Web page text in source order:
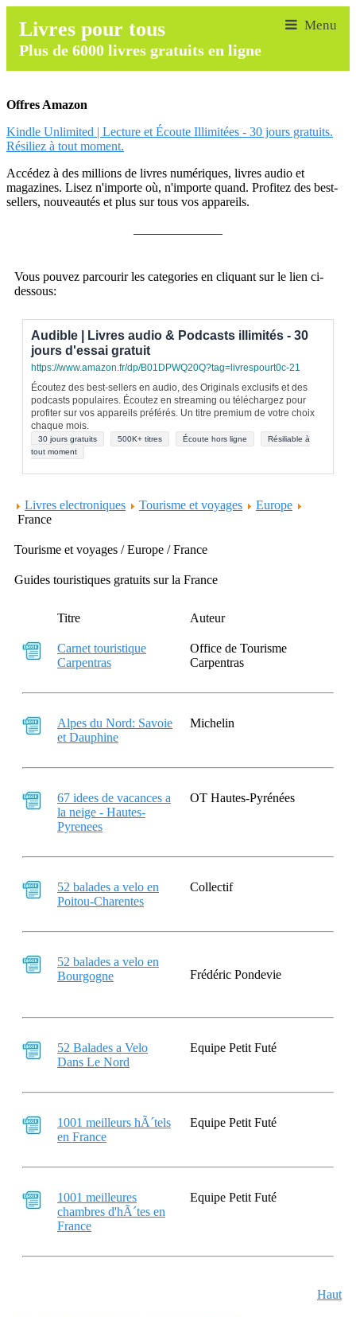
Livres pour tous
Plus de 6000 livres gratuits en ligne
Offres Amazon
Kindle Unlimited | Lecture et Écoute Illimitées - 30 jours gratuits.
Résiliez à tout moment.
Accédez à des millions de livres numériques, livres audio et
magazines. Lisez n'importe où, n'importe quand. Profitez des best-
sellers, nouveautés et plus sur tous vos appareils.
Vous pouvez parcourir les categories en cliquant sur le lien ci-
dessous:
Audible | Livres audio & Podcasts illimités - 30
jours d'essai gratuit
https://www.amazon.fr/dp/B01DPWQ20Q?tag=livrespourt0c-21
Écoutez des best-sellers en audio, des Originals exclusifs et des
podcasts populaires. Écoutez en streaming ou téléchargez pour
profiter sur vos appareils préférés. Un titre premium de votre choix
chaque mois.
30 jours gratuits 500K+ titres Écoute hors ligne
Résiliable à
tout moment
Livres electroniques Tourisme et voyages
Europe
France
Tourisme et voyages / Europe / France
Guides touristiques gratuits sur la France
Titre Auteur
Carnet touristique
Carpentras
Office de Tourisme
Carpentras
Alpes du Nord: Savoie
et Dauphine
Michelin
67 idees de vacances a
la neige - Hautes-
Pyrenees
OT Hautes-Pyrénées
52 balades a velo en
Poitou-Charentes
Collectif
52 balades a velo en
Bourgogne
Frédéric Pondevie
52 Balades a Velo
Dans Le Nord
Equipe Petit Futé
1001 meilleurs hÃ´tels
en France
Equipe Petit Futé
1001 meilleures
chambres d'hÃ´tes en
France
Equipe Petit Futé
Haut